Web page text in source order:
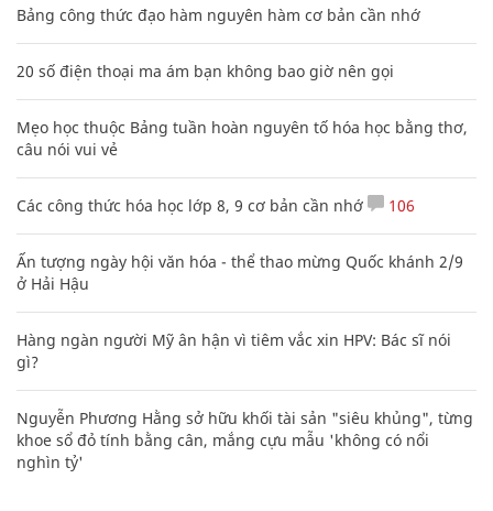
Bảng công thức đạo hàm nguyên hàm cơ bản cần nhớ
20 số điện thoại ma ám bạn không bao giờ nên gọi
Mẹo học thuộc Bảng tuần hoàn nguyên tố hóa học bằng thơ,
câu nói vui vẻ
Các công thức hóa học lớp 8, 9 cơ bản cần nhớ 106
Ấn tượng ngày hội văn hóa - thể thao mừng Quốc khánh 2/9
ở Hải Hậu
Hàng ngàn người Mỹ ân hận vì tiêm vắc xin HPV: Bác sĩ nói
gì?
Nguyễn Phương Hằng sở hữu khối tài sản "siêu khủng", từng
khoe sổ đỏ tính bằng cân, mắng cựu mẫu 'không có nổi
nghìn tỷ'